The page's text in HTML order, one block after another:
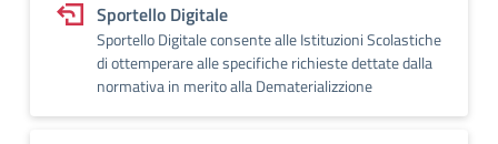
Sportello Digitale
Sportello Digitale consente alle Istituzioni Scolastiche
di ottemperare alle specifiche richieste dettate dalla
normativa in merito alla Dematerializzione